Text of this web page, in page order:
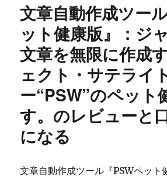
資
産
価
値
レ
ポ
031
ザ・
ス
文章自動作成ツー
ット健康版』：ジ
文章を無限に作成
ェクト・サテライ
ー“PSW”のペット
す。のレビューと
になる
文章自動作成ツール『PSWペット